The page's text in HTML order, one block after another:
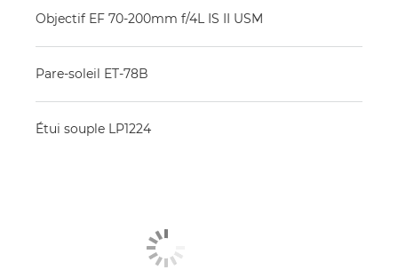
Objectif EF 70-200mm f/4L IS II USM
Pare-soleil ET-78B
Étui souple LP1224